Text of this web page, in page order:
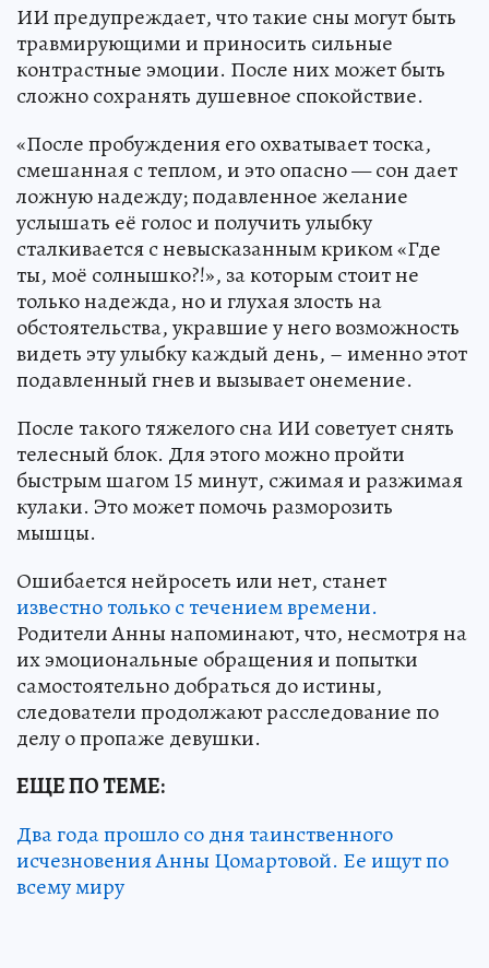
ИИ предупреждает, что такие сны могут быть
травмирующими и приносить сильные
контрастные эмоции. После них может быть
сложно сохранять душевное спокойствие.
«После пробуждения его охватывает тоска,
смешанная с теплом, и это опасно — сон дает
ложную надежду; подавленное желание
услышать её голос и получить улыбку
сталкивается с невысказанным криком «Где
ты, моё солнышко?!», за которым стоит не
только надежда, но и глухая злость на
обстоятельства, укравшие у него возможность
видеть эту улыбку каждый день, – именно этот
подавленный гнев и вызывает онемение.
После такого тяжелого сна ИИ советует снять
телесный блок. Для этого можно пройти
быстрым шагом 15 минут, сжимая и разжимая
кулаки. Это может помочь разморозить
мышцы.
Ошибается нейросеть или нет, станет
известно только с течением времени.
Родители Анны напоминают, что, несмотря на
их эмоциональные обращения и попытки
самостоятельно добраться до истины,
следователи продолжают расследование по
делу о пропаже девушки.
ЕЩЕ ПО ТЕМЕ:
Два года прошло со дня таинственного
исчезновения Анны Цомартовой. Ее ищут по
всему миру